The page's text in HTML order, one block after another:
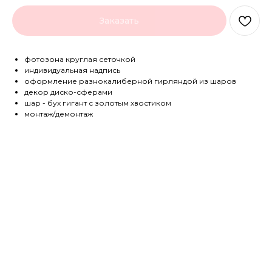
Заказать
фотозона круглая сеточкой
индивидуальная надпись
оформление разнокалиберной гирляндой из шаров
декор диско-сферами
шар - бух гигант с золотым хвостиком
монтаж/демонтаж